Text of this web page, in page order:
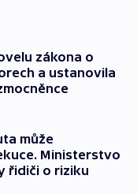
zákona o
a ustanovila
může
Ministerstvo
řidiči o riziku